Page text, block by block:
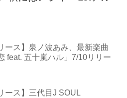
ース】泉ノ波あみ、最新楽曲
feat. 五十嵐ハル」7/10リリー
ース】三代目J SOUL